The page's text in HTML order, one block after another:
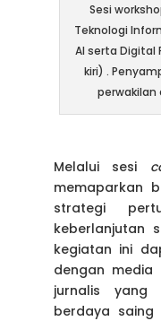
Sesi
Teknologi
AI serta Digital
kiri) .
perwakilan
Melalui sesi
memaparkan
strategi
keberlanjutan
kegiatan ini
dengan media
jurnalis yang
berdaya saing